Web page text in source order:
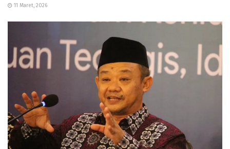
11 Maret, 2026